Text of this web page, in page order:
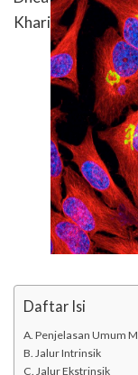
Daftar Isi
A. Penjelasan Umum
B. Jalur Intrinsik
C. Jalur Ekstrinsik